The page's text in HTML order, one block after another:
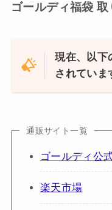
ゴールディ福袋
現在、以下
されていま
通販サイト一覧
ゴールディ公
楽天市場